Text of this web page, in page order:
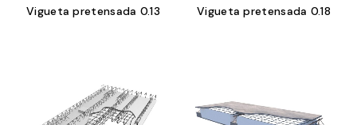
Vigueta pretensada 0.13 Vigueta pretensada 0.18